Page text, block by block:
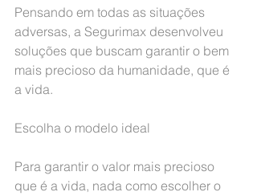
Pensando em todas as situações
adversas, a Segurimax desenvolveu
soluções que buscam garantir o bem
mais precioso da humanidade, que é
a vida.
Escolha o modelo ideal
Para garantir o valor mais precioso
que é a vida, nada como escolher o